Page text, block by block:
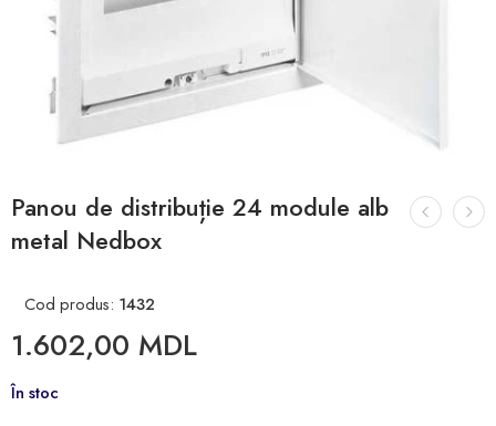
Panou de distribuție 24 module alb
metal Nedbox
Cod produs: 1432
1.602,00 MDL
În stoc